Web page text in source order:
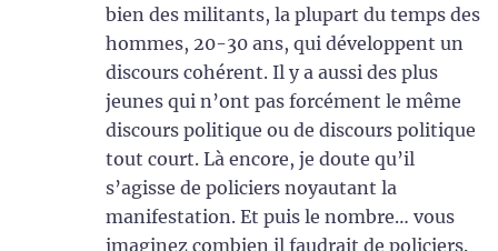
bien des militants, la plupart du temps des
hommes, 20-30 ans, qui développent un
discours cohérent. Il y a aussi des plus
jeunes qui n’ont pas forcément le même
discours politique ou de discours politique
tout court. Là encore, je doute qu’il
s’agisse de policiers noyautant la
manifestation. Et puis le nombre… vous
imaginez combien il faudrait de policiers.